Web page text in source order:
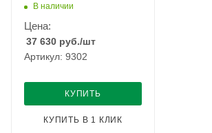
В наличии
Цена:
37 630 руб./шт
Артикул: 9302
КУПИТЬ
КУПИТЬ В 1 КЛИК